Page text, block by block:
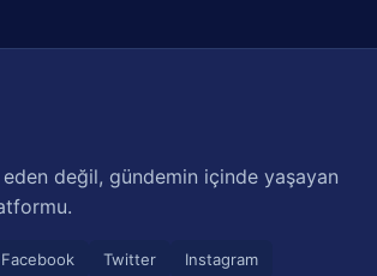
değil, gündemin içinde yaşayan
Facebook Twitter
Instagram